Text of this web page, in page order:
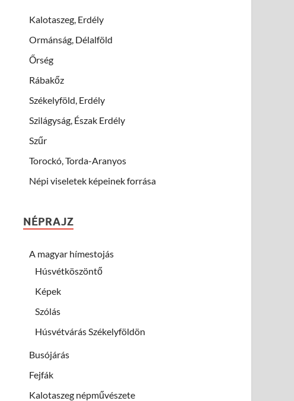
Kalotaszeg, Erdély
Ormánság, Délalföld
Őrség
Rábakőz
Székelyföld, Erdély
Szilágyság, Észak Erdély
Szűr
Torockó, Torda-Aranyos
Népi viseletek képeinek forrása
NÉPRAJZ
A magyar hímestojás
Húsvétköszöntő
Képek
Szólás
Húsvétvárás Székelyföldön
Busójárás
Fejfák
Kalotaszeg népművészete